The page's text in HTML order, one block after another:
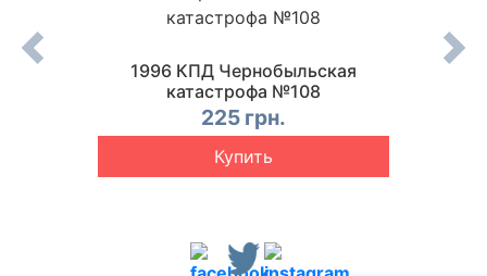
1996 КПД Чернобыльская
катастрофа №108
225 грн.
Купить